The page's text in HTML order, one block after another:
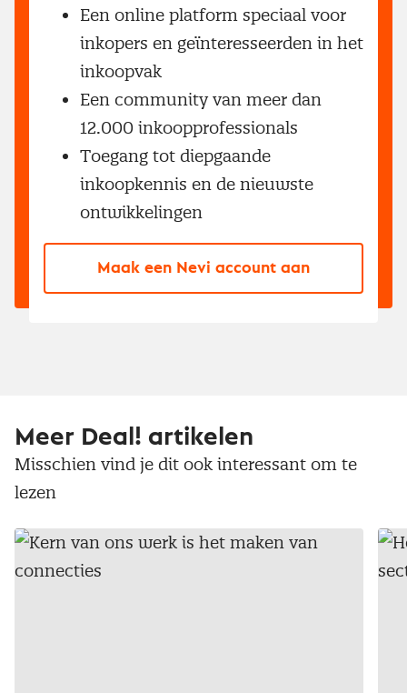
Een online platform speciaal voor
inkopers en geïnteresseerden in het
inkoopvak
Een community van meer dan
12.000 inkoopprofessionals
Toegang tot diepgaande
inkoopkennis en de nieuwste
ontwikkelingen
Maak een Nevi account aan
Meer Deal! artikelen
Misschien vind je dit ook interessant om te
lezen